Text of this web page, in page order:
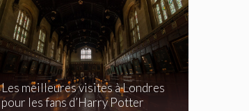
Les meilleures visites à Londres
pour les fans d’Harry Potter